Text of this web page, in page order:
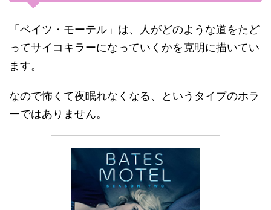
「ベイツ・モーテル」は、人がどのような道をたど
ってサイコキラーになっていくかを克明に描いてい
ます。
なので怖くて夜眠れなくなる、というタイプのホラ
ーではありません。